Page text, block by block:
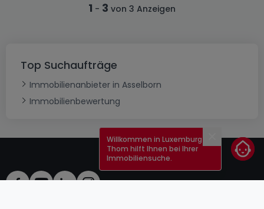
1 - 3 von 3 Anzeigen
Top Suchaufträge
Immobilienanbieter in Asselborn
Immobilienbewertung
Schließen
Willkommen in Luxemburg!
Thom hilft Ihnen bei Ihrer
Immobiliensuche.